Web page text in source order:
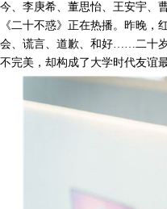
今、李庚希、董思怡、王安宇、
《二十不惑》正在热播。昨晚
会、谎言、道歉、和好……二十
不完美，却构成了大学时代友谊